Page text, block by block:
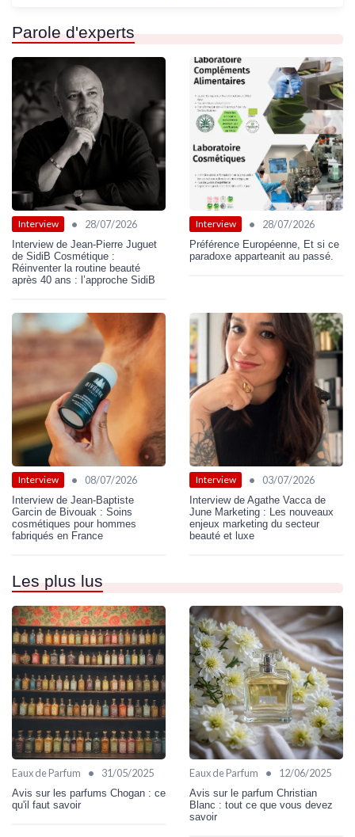
Parole d'experts
Interview • 28/07/2026
Interview de Jean-Pierre Juguet
de SidiB Cosmétique :
Réinventer la routine beauté
après 40 ans : l’approche SidiB
Interview • 28/07/2026
Préférence Européenne, Et si ce
paradoxe apparteanit au passé.
Interview • 08/07/2026
Interview de Jean-Baptiste
Garcin de Bivouak : Soins
cosmétiques pour hommes
fabriqués en France
Interview • 03/07/2026
Interview de Agathe Vacca de
June Marketing : Les nouveaux
enjeux marketing du secteur
beauté et luxe
Les plus lus
Eaux de Parfum • 31/05/2025
Avis sur les parfums Chogan : ce
qu'il faut savoir
Eaux de Parfum • 12/06/2025
Avis sur le parfum Christian
Blanc : tout ce que vous devez
savoir